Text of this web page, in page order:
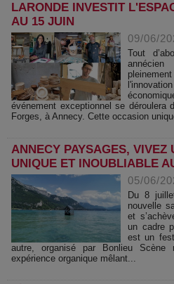
LARONDE INVESTIT
AU 15 JUIN
09/06/
Tout
événement exceptionnel se
Forges, à Annecy. Cette occasion
ANNECY PAYSAGES, VIVEZ
UNIQUE ET INOUBLIABLE
05/06/
Du 8
nouvelle
et
un cadre
est un
autre, organisé par Bonlieu Scène
expérience organique mêlant...